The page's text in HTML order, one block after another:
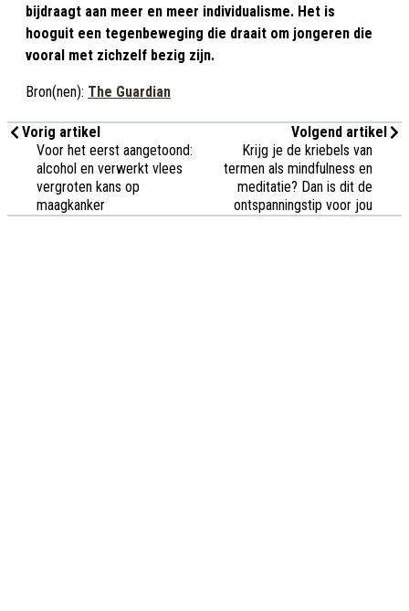
bijdraagt aan meer en meer individualisme. Het is
hooguit een tegenbeweging die draait om jongeren die
vooral met zichzelf bezig zijn.
Bron(nen): The Guardian
Vorig artikel
Voor het eerst aangetoond:
alcohol en verwerkt vlees
vergroten kans op
maagkanker
Volgend artikel
Krijg je de kriebels van
termen als mindfulness en
meditatie? Dan is dit de
ontspanningstip voor jou